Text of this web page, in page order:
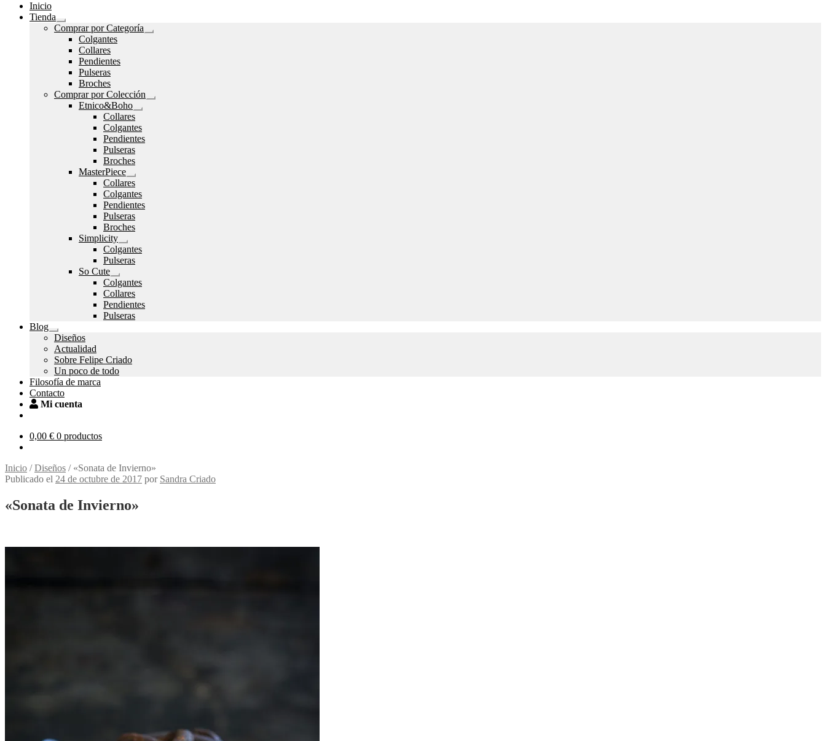
Inicio
Tienda
Expandir
el
menú
hijo
Comprar por Categoría
Expandir
Colgantes
Collares
Pendientes
Pulseras
Broches
Comprar por Colección
Expandir
Etnico&Boho
Expandir
menú
hijo
Collares
Colgantes
Pendientes
Pulseras
Broches
MasterPiece
Expandir
el
menú
hijo
Collares
Colgantes
Pendientes
Pulseras
Broches
Simplicity
Expandir
el
menú
Colgantes
Pulseras
So Cute
Expandir
el
menú
hijo
Colgantes
Collares
Pendientes
Pulseras
Blog
Expandir
el
menú
hijo
Diseños
Actualidad
Sobre Felipe Criado
Un poco de todo
Filosofía de marca
Contacto
Mi cuenta
0,00 € 0 productos
Inicio /Diseños / «Sonata de Invierno»
Publicado el 24 de octubre de 2017 por Sandra Criado
«Sonata de Invierno»